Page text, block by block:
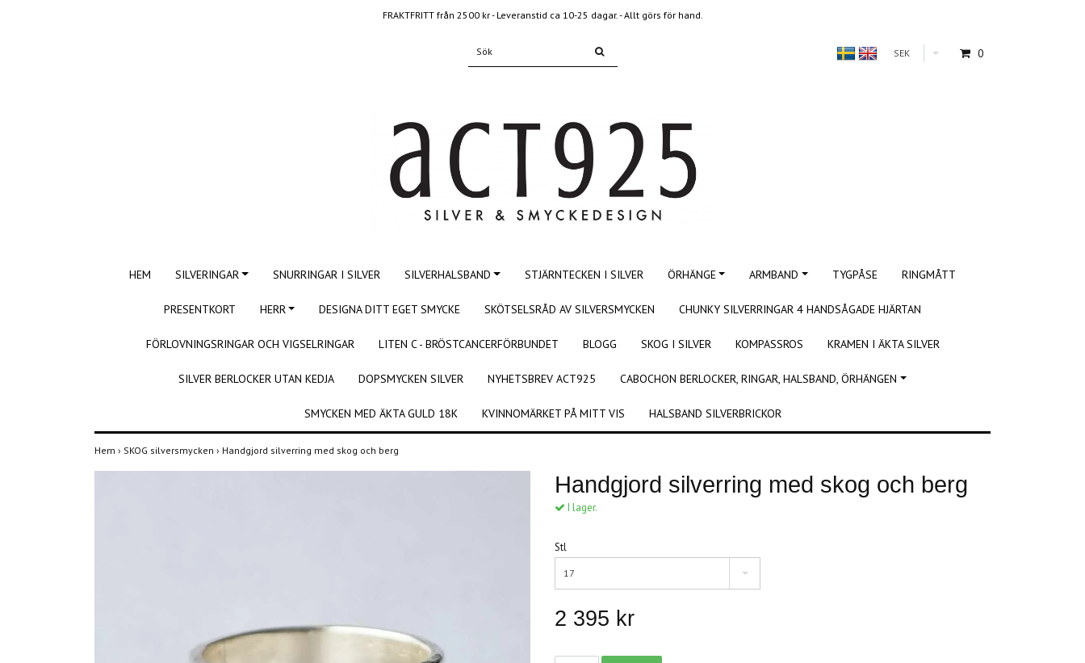
FRAKTFRITT från 2500 kr - Leveranstid ca 10-25 dagar. - Allt görs för hand.
SEK 0
HEM SILVERINGAR SNURRINGAR I SILVER SILVERHALSBAND STJÄRNTECKEN I SILVER ÖRHÄNGE ARMBAND TYGPÅSE RINGMÅTT
PRESENTKORT HERR DESIGNA DITT EGET SMYCKE SKÖTSELSRÅD AV SILVERSMYCKEN CHUNKY SILVERRINGAR 4 HANDSÅGADE HJÄRTAN
FÖRLOVNINGSRINGAR OCH VIGSELRINGAR LITEN C - BRÖSTCANCERFÖRBUNDET BLOGG SKOG I SILVER KOMPASSROS KRAMEN I ÄKTA SILVER
SILVER BERLOCKER UTAN KEDJA DOPSMYCKEN SILVER NYHETSBREV ACT925 CABOCHON BERLOCKER, RINGAR, HALSBAND, ÖRHÄNGEN
SMYCKEN MED ÄKTA GULD 18K KVINNOMÄRKET PÅ MITT VIS HALSBAND SILVERBRICKOR
Hem › SKOG silversmycken › Handgjord silverring med skog och berg
Handgjord silverring med skog och berg
I lager.
Stl
17
2 395 kr